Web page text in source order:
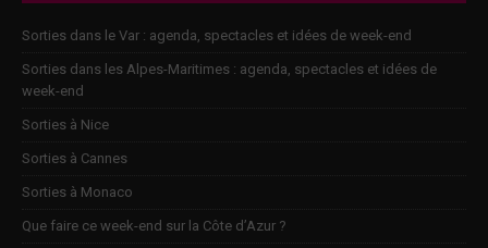
Sorties dans le Var : agenda, spectacles et idées de week-end
Sorties dans les Alpes-Maritimes : agenda, spectacles et idées de
week-end
Sorties à Nice
Sorties à Cannes
Sorties à Monaco
Que faire ce week-end sur la Côte d’Azur ?